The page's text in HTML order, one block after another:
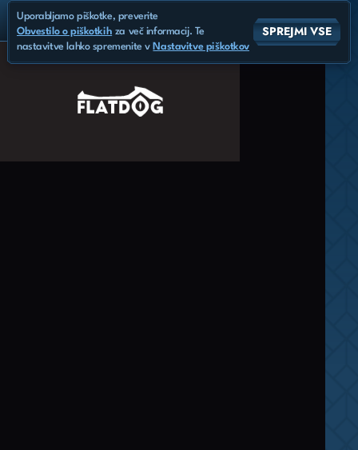
Uporabljamo piškotke, preverite
Obvestilo o piškotkih za več informacij. Te
nastavitve lahko spremenite v Nastavitve piškotkov
SPREJMI VSE